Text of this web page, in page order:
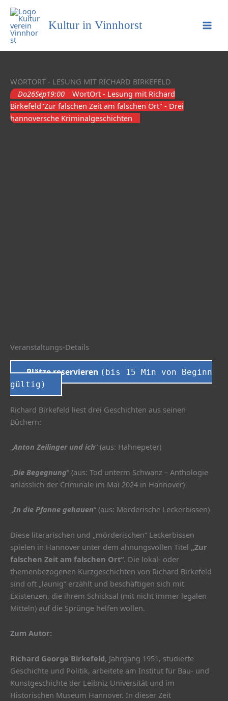
Kultur in Vinnhorst
WORTORT - LESUNG MIT RICHARD BIRKEFELD
Do26Sep19:00
WortOrt - Lesung mit Richard
Birkefeld"Zur falschen Zeit am falschen Ort" - Drei
hannoversche Kriminalgeschichten
Veranstaltungs-Details
Plätze reservieren (bis 15 Min von Beginn
gültig)
Richard Birkefeld liest drei Geschichten aus seinen
Büchern:
„Anton Zeilinger und ich“ (aus: Hahnepeter)
Die Begegnung“ (aus: Tod unterm Schwanz – Anthologie
anlässlich der Criminale im Mai 2024 in Hannover)
„In die Pfanne gehauen“ (aus: Mörderische Leckerbissen)
Diese literarischen und „mörderischen“ Leckerbissen
spielen in Hannover unter dem ahnungsvollen Titel „Zur
falschen Zeit am falschen Ort“. Die lokal- oder
themenbezogenen Kurzgeschichten von Richard Birkefeld
sind oft „launig“ erzählt und beschäftigen sich mit
Existenzen, die ihrem Schicksal (mit nicht immer legalen
Mitteln) auf die Sprünge helfen wollen.
Zum Autor:
Richard George Birkefeld, Jahrgang 1951, studierte
Geschichte und Politik, arbeitete am Institut für Bau- und
Kunstgeschichte der Leibniz Universität und im
Historischen Museum Hannover. In dieser Zeit